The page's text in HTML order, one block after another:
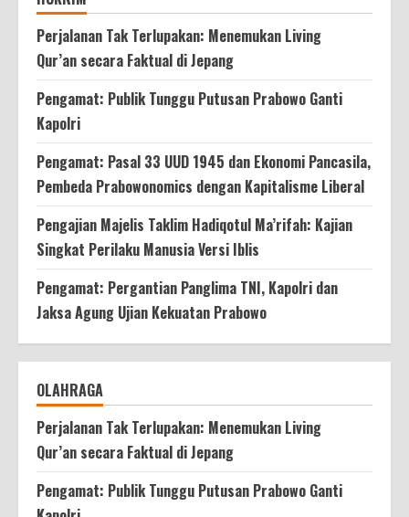
Perjalanan Tak Terlupakan: Menemukan Living
Qur’an secara Faktual di Jepang
Pengamat: Publik Tunggu Putusan Prabowo Ganti
Kapolri
Pengamat: Pasal 33 UUD 1945 dan Ekonomi Pancasila,
Pembeda Prabowonomics dengan Kapitalisme Liberal
Pengajian Majelis Taklim Hadiqotul Ma’rifah: Kajian
Singkat Perilaku Manusia Versi Iblis
Pengamat: Pergantian Panglima TNI, Kapolri dan
Jaksa Agung Ujian Kekuatan Prabowo
OLAHRAGA
Perjalanan Tak Terlupakan: Menemukan Living
Qur’an secara Faktual di Jepang
Pengamat: Publik Tunggu Putusan Prabowo Ganti